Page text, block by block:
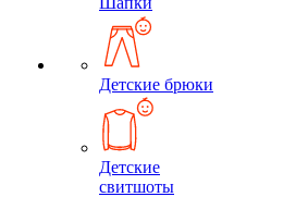
Детские брюки
Детские
свитшоты